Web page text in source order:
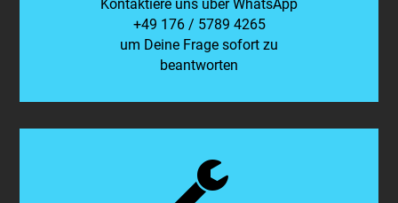
Kontaktiere uns über WhatsApp
+49 176 / 5789 4265
um Deine Frage sofort zu
beantworten